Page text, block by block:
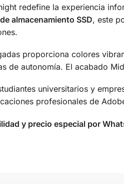
redefine la experiencia
almacenamiento SSD, este
proporciona colores
de autonomía. El acabado
universitarios y
profesionales de
y precio especial por